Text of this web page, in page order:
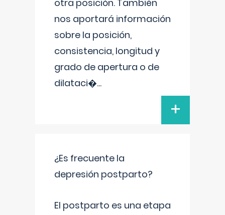
otra posición. También
nos aportará información
sobre la posición,
consistencia, longitud y
grado de apertura o de
dilataci�...
+
¿Es frecuente la
depresión postparto?
El postparto es una etapa